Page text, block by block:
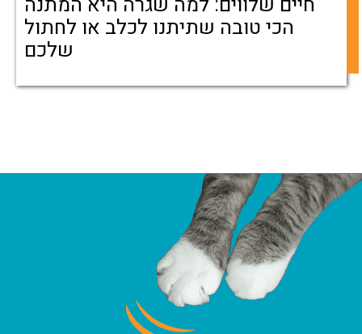
הכי טובה שתיתנו לכלב או לחתול
שלכם